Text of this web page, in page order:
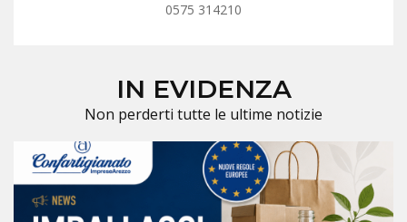
0575 314210
IN EVIDENZA
Non perderti tutte le ultime notizie